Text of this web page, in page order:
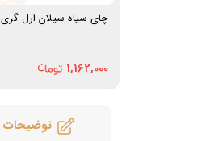
چای سیاه سیلان ارل گری ۴۲۵ گرم تیناتی
1,162,000
توضیحات